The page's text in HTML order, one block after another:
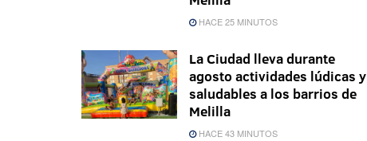
HACE 25 MINUTOS
La Ciudad lleva durante
agosto actividades lúdicas y
saludables a los barrios de
Melilla
HACE 43 MINUTOS